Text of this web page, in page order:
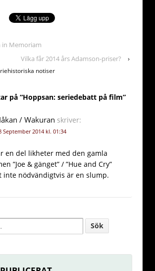
in Memoriam
Vilka får 2014 års Adamson-priser?
›
notiser
på “Hoppsan: seriedebatt på film”
/ Wakuran skriver:
September 2014 kl. 01:34
en del likheter med den gamla
”Joe & gänget” / ”Hue and Cry”
inte nödvändigtvis är en slump.